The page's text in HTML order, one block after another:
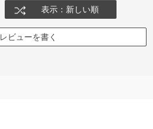
表示：新しい順
レビューを書く